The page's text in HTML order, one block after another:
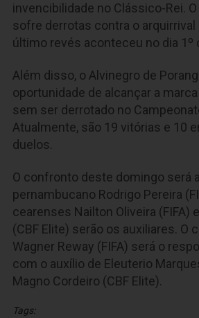
invencibilidade no Clássico-Rei.
sofre derrotas contra o arquirrival
último revés aconteceu no dia 1º
Além disso, o Alvinegro de
oportunidade de alcançar a
sem ser derrotado no
Atualmente, são 19 vitórias e 10
duelos.
O confronto deste domingo será
pernambucano Rodrigo Pereira
cearenses Nailton Oliveira (FIFA)
(CBF Elite) serão os auxiliares. O
Wagner Reway (FIFA) será o
com o auxílio de Eleuterio
Magno Cordeiro (CBF Elite).
Tags: